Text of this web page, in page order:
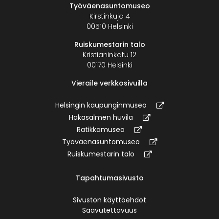
Työväenasuntomuseo
Kirstinkuja 4
00510 Helsinki
Ruiskumestarin talo
Kristianinkatu 12
00170 Helsinki
Vieraile verkkosivuilla
Helsingin kaupunginmuseo
Hakasalmen huvila
Ratikkamuseo
Työväenasuntomuseo
Ruiskumestarin talo
Tapahtumasivusto
Sivuston käyttöehdot
Saavutettavuus